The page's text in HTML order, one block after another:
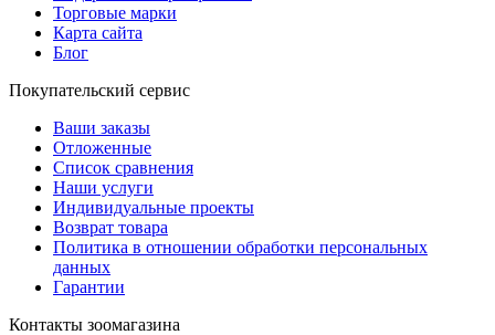
Торговые марки
Карта сайта
Блог
Покупательский сервис
Ваши заказы
Отложенные
Список сравнения
Наши услуги
Индивидуальные проекты
Возврат товара
Политика в отношении обработки персональных
данных
Гарантии
Контакты зоомагазина